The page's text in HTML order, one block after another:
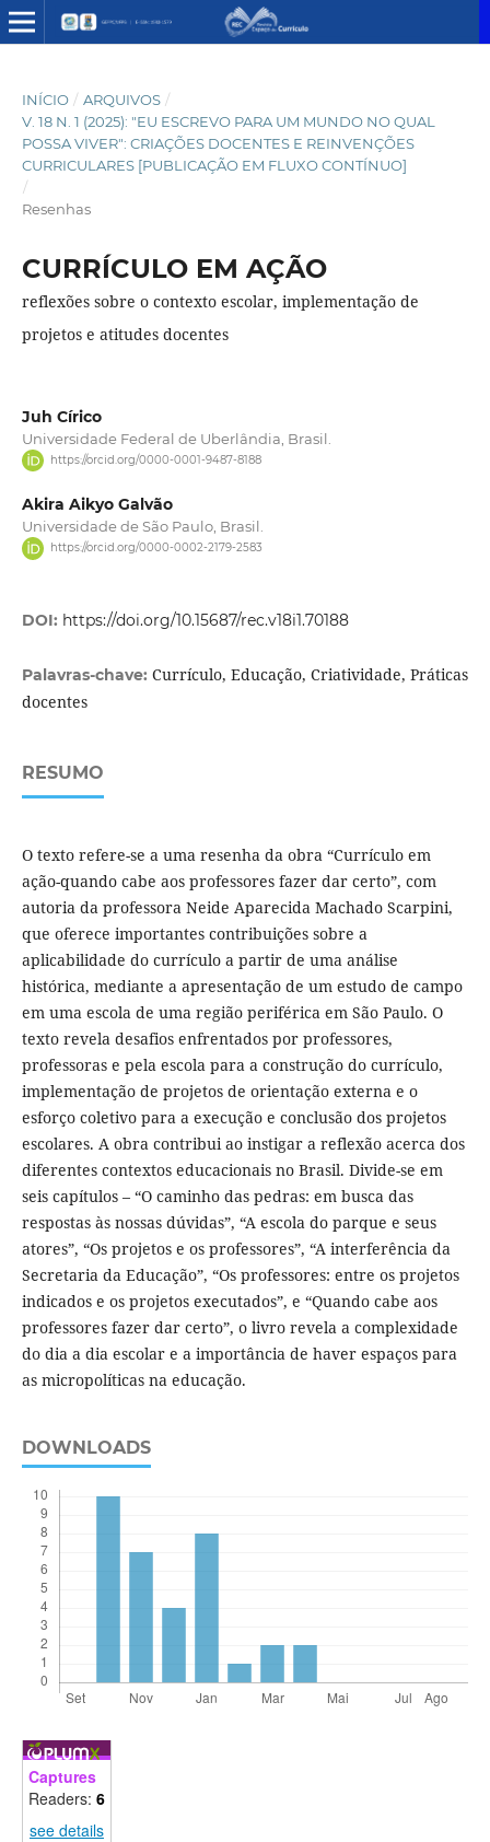
INÍCIO / ARQUIVOS /
V. 18 N. 1 (2025): "EU ESCREVO PARA UM MUNDO NO QUAL
POSSA VIVER": CRIAÇÕES DOCENTES E REINVENÇÕES
CURRICULARES [PUBLICAÇÃO EM FLUXO CONTÍNUO]
/
Resenhas
CURRÍCULO EM AÇÃO
reflexões sobre o contexto escolar, implementação de
projetos e atitudes docentes
Juh Círico
Universidade Federal de Uberlândia, Brasil.
https://orcid.org/0000-0001-9487-8188
Akira Aikyo Galvão
Universidade de São Paulo, Brasil.
https://orcid.org/0000-0002-2179-2583
DOI: https://doi.org/10.15687/rec.v18i1.70188
Palavras-chave: Currículo, Educação, Criatividade, Práticas
docentes
RESUMO
O texto refere-se a uma resenha da obra “Currículo em
ação-quando cabe aos professores fazer dar certo”, com
autoria da professora Neide Aparecida Machado Scarpini,
que oferece importantes contribuições sobre a
aplicabilidade do currículo a partir de uma análise
histórica, mediante a apresentação de um estudo de campo
em uma escola de uma região periférica em São Paulo. O
texto revela desafios enfrentados por professores,
professoras e pela escola para a construção do currículo,
implementação de projetos de orientação externa e o
esforço coletivo para a execução e conclusão dos projetos
escolares. A obra contribui ao instigar a reflexão acerca dos
diferentes contextos educacionais no Brasil. Divide-se em
seis capítulos – “O caminho das pedras: em busca das
respostas às nossas dúvidas”, “A escola do parque e seus
atores”, “Os projetos e os professores”, “A interferência da
Secretaria da Educação”, “Os professores: entre os projetos
indicados e os projetos executados”, e “Quando cabe aos
professores fazer dar certo”, o livro revela a complexidade
do dia a dia escolar e a importância de haver espaços para
as micropolíticas na educação.
DOWNLOADS
Captures
Readers: 6
see details